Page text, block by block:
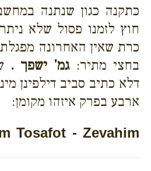
כתקנה כגון שנתנה
חוץ לזמנו פסול שלא
כרת שאין האחרונה
בחצי מתיר:גמ' ישפך .
דלא כתיב סביב דילפינן
ארבע בפרק איזהו מקומן:
Tosafot - Zevahim